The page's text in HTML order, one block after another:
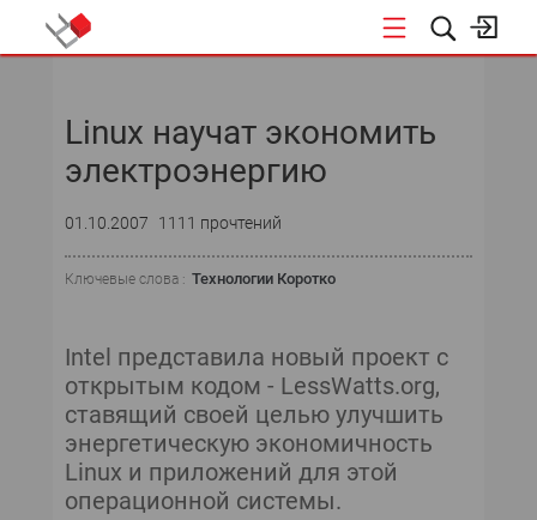
Linux научат экономить
электроэнергию
01.10.2007 1111 прочтений
Ключевые слова : Технологии Коротко
Intel представила новый проект с
открытым кодом - LessWatts.org,
ставящий своей целью улучшить
энергетическую экономичность
Linux и приложений для этой
операционной системы.